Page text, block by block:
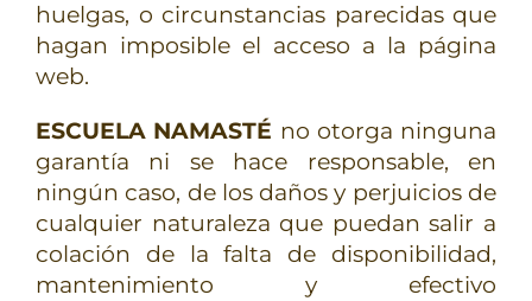
huelgas, o circunstancias parecidas que
hagan imposible el acceso a la página
web.
ESCUELA NAMASTÉ no otorga ninguna
garantía ni se hace responsable, en
ningún caso, de los daños y perjuicios de
cualquier naturaleza que puedan salir a
colación de la falta de disponibilidad,
mantenimiento y efectivo